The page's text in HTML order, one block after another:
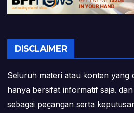
DISCLAIMER
Seluruh materi atau konten yang
hanya bersifat informatif saja.
sebagai pegangan serta